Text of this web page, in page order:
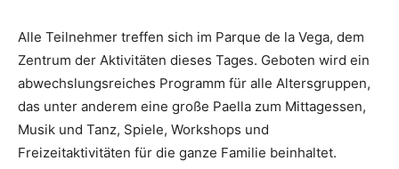
Alle Teilnehmer treffen sich im Parque de la Vega, dem
Zentrum der Aktivitäten dieses Tages. Geboten wird ein
abwechslungsreiches Programm für alle Altersgruppen,
das unter anderem eine große Paella zum Mittagessen,
Musik und Tanz, Spiele, Workshops und
Freizeitaktivitäten für die ganze Familie beinhaltet.